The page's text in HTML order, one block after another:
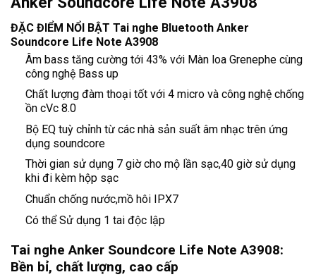
ĐẶC ĐIỂM NỔI BẬT Tai nghe Bluetooth Anker
Soundcore Life Note A3908
Âm bass tăng cường tới 43% với Màn loa Grenephe cùng
công nghệ Bass up
Chất lượng đàm thoại tốt với 4 micro và công nghệ chống
ồn cVc 8.0
Bộ EQ tuỳ chỉnh từ các nhà sản suất âm nhạc trên ứng
dụng soundcore
Thời gian sử dụng 7 giờ cho mộ lần sạc,40 giờ sử dụng
khi đi kèm hộp sạc
Chuẩn chống nước,mồ hôi IPX7
Có thể Sử dụng 1 tai độc lập
Tai nghe Anker Soundcore Life Note A3908:
Bền bỉ, chất lượng, cao cấp